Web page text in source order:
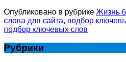
Опубликовано в рубрике Жизнь
слова для сайта, подбор
подбор ключевых слов
Рубрики